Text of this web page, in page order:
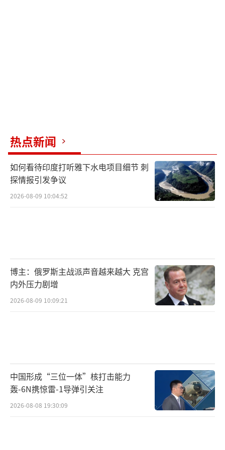
热点新闻
如何看待印度打听雅下水电项目细节 刺
探情报引发争议
2026-08-09 10:04:52
博主：俄罗斯主战派声音越来越大 克宫
内外压力剧增
2026-08-09 10:09:21
中国形成“三位一体”核打击能力
轰-6N携惊雷-1导弹引关注
2026-08-08 19:30:09